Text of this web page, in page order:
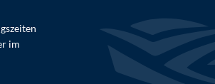
im